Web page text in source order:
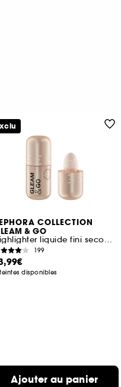
COLLECTION
& GO
Highlighter liquide fini seconde peau
199
disponibles
Ajouter au panier